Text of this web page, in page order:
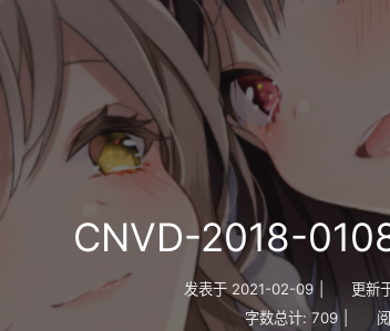
CNVD-2018-
发表于 2021-02-09 更新
字数总计: 709